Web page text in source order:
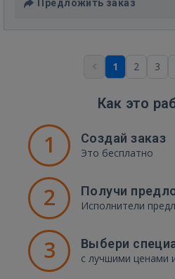
Предложить заказ
1 2 3
Как это
1 Создай заказ
Это бесплатно
2 Получи
Исполнители
3 Выбери
с лучшими ценами